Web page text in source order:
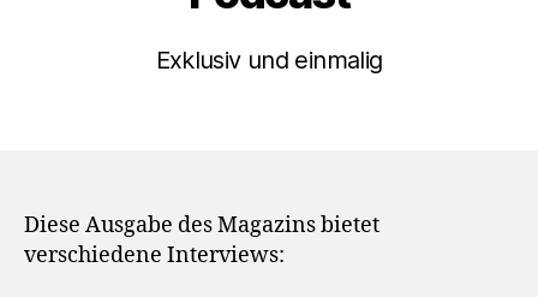
Exklusiv und einmalig
Diese Ausgabe des Magazins bietet
verschiedene Interviews: